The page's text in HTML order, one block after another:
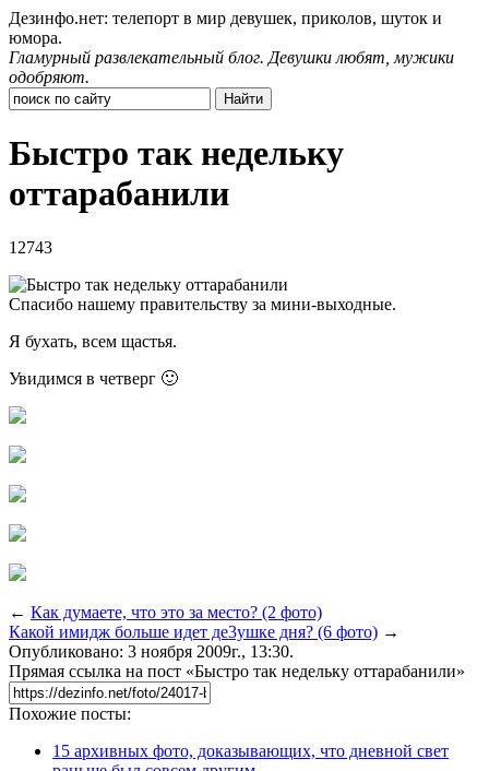
Дезинфо.нет: телепорт в мир девушек, приколов, шуток и
юмора.
Гламурный развлекательный блог. Девушки любят, мужики
одобряют.
Быстро так недельку
оттарабанили
12743
Спасибо нашему правительству за мини-выходные.
Я бухать, всем щастья.
Увидимся в четверг 🙂
← Как думаете, что это за место? (2 фото)
Какой имидж больше идет де3ушке дня? (6 фото) →
Опубликовано: 3 ноября 2009г., 13:30.
Прямая ссылка на пост «Быстро так недельку оттарабанили»
Похожие посты:
15 архивных фото, доказывающих, что дневной свет